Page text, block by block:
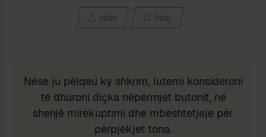
Ndaj Ruaj
Nëse ju pëlqeu ky shkrim, lutemi konsideroni
të dhuroni diçka nëpërmjet butonit, në
shenjë mirëkuptimi dhe mbështetjeje për
përpjekjet tona.